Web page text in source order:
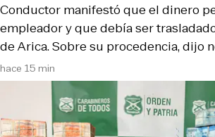
hace 15 min
Conductor manifestó que el dinero
empleador y que debía ser
de Arica. Sobre su procedencia, dijo